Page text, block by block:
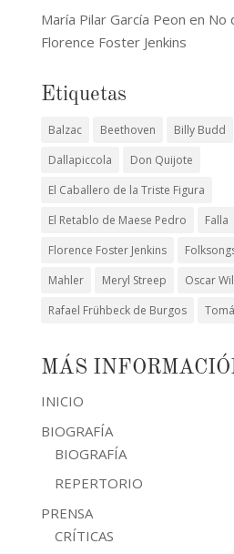
María Pilar García Peon en No
Florence Foster Jenkins
Etiquetas
Balzac Beethoven Billy Budd
Dallapiccola
Don Quijote
El Caballero de la Triste Figura
El Retablo de Maese Pedro
Falla
Florence Foster Jenkins
Mahler
Meryl Streep Oscar
Rafael Frühbeck de Burgos
MÁS
INICIO
BIOGRAFÍA
BIOGRAFÍA
REPERTORIO
PRENSA
CRÍTICAS